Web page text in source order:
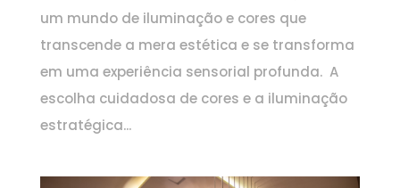
um mundo de iluminação e cores que
transcende a mera estética e se transforma
em uma experiência sensorial profunda. A
escolha cuidadosa de cores e a iluminação
estratégica...